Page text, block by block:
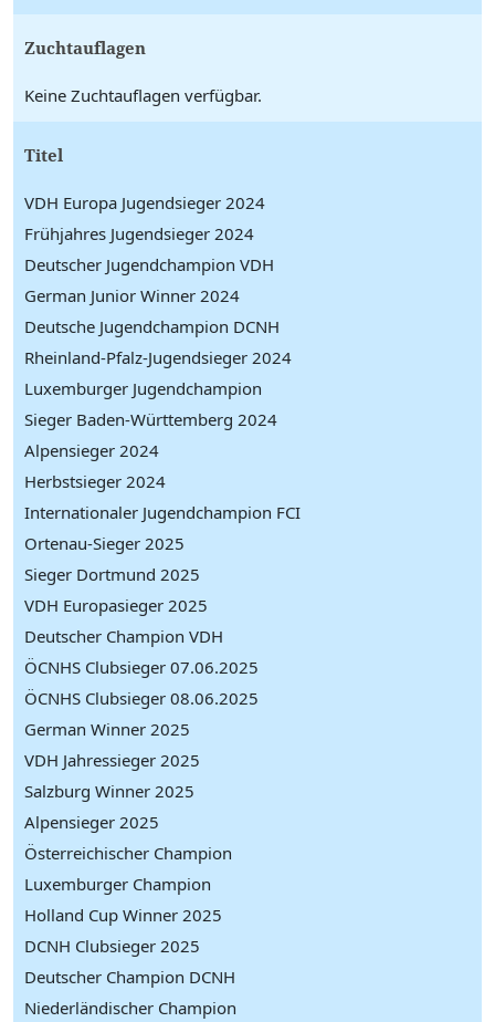
Zuchtauflagen
Keine Zuchtauflagen verfügbar.
Titel
VDH Europa Jugendsieger 2024
Frühjahres Jugendsieger 2024
Deutscher Jugendchampion VDH
German Junior Winner 2024
Deutsche Jugendchampion DCNH
Rheinland-Pfalz-Jugendsieger 2024
Luxemburger Jugendchampion
Sieger Baden-Württemberg 2024
Alpensieger 2024
Herbstsieger 2024
Internationaler Jugendchampion FCI
Ortenau-Sieger 2025
Sieger Dortmund 2025
VDH Europasieger 2025
Deutscher Champion VDH
ÖCNHS Clubsieger 07.06.2025
ÖCNHS Clubsieger 08.06.2025
German Winner 2025
VDH Jahressieger 2025
Salzburg Winner 2025
Alpensieger 2025
Österreichischer Champion
Luxemburger Champion
Holland Cup Winner 2025
DCNH Clubsieger 2025
Deutscher Champion DCNH
Niederländischer Champion